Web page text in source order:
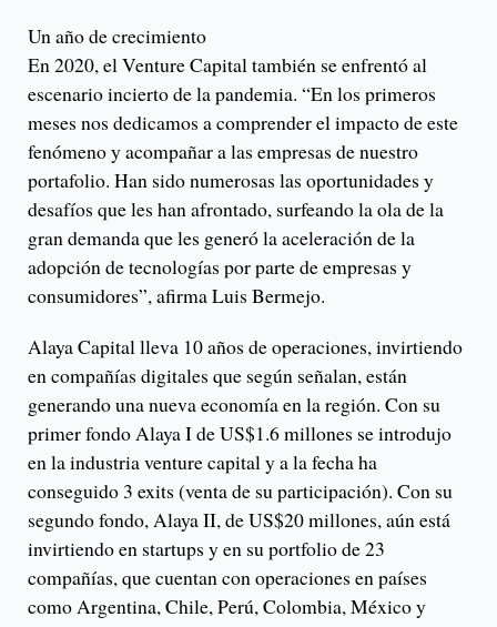
Un año de crecimiento
En 2020, el Venture Capital también se enfrentó al
escenario incierto de la pandemia. “En los primeros
meses nos dedicamos a comprender el impacto de este
fenómeno y acompañar a las empresas de nuestro
portafolio. Han sido numerosas las oportunidades y
desafíos que les han afrontado, surfeando la ola de la
gran demanda que les generó la aceleración de la
adopción de tecnologías por parte de empresas y
consumidores”, afirma Luis Bermejo.
Alaya Capital lleva 10 años de operaciones, invirtiendo
en compañías digitales que según señalan, están
generando una nueva economía en la región. Con su
primer fondo Alaya I de US$1.6 millones se introdujo
en la industria venture capital y a la fecha ha
conseguido 3 exits (venta de su participación). Con su
segundo fondo, Alaya II, de US$20 millones, aún está
invirtiendo en startups y en su portfolio de 23
compañías, que cuentan con operaciones en países
como Argentina, Chile, Perú, Colombia, México y